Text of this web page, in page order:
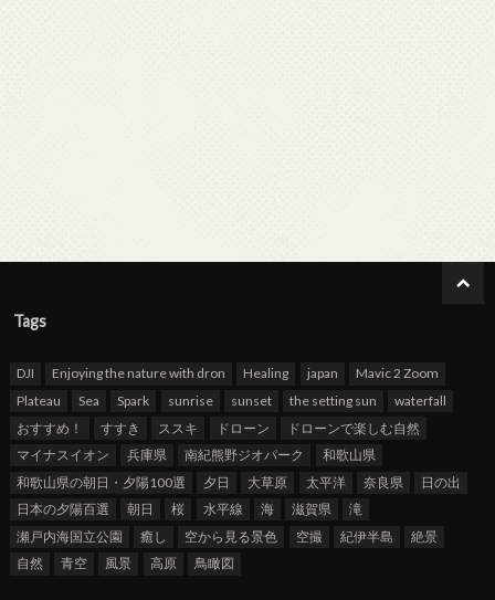
Tags
DJI Enjoying the nature with dron Healing japan
Mavic 2 Zoom
Plateau
Sea Spark sunrise sunset the setting sun
waterfall
おすすめ！
すすき ススキ ドローン
ドローンで楽しむ自然
マイナスイオン
兵庫県 南紀熊野ジオパーク
和歌山県
和歌山県の朝日・夕陽100選
夕日 大草原 太平洋 奈良県
日の出
日本の夕陽百選
朝日 桜 水平線 海 滋賀県
滝
瀬戸内海国立公園
癒し 空から見る景色 空撮 紀伊半島
絶景
自然
青空 風景 高原 鳥瞰図